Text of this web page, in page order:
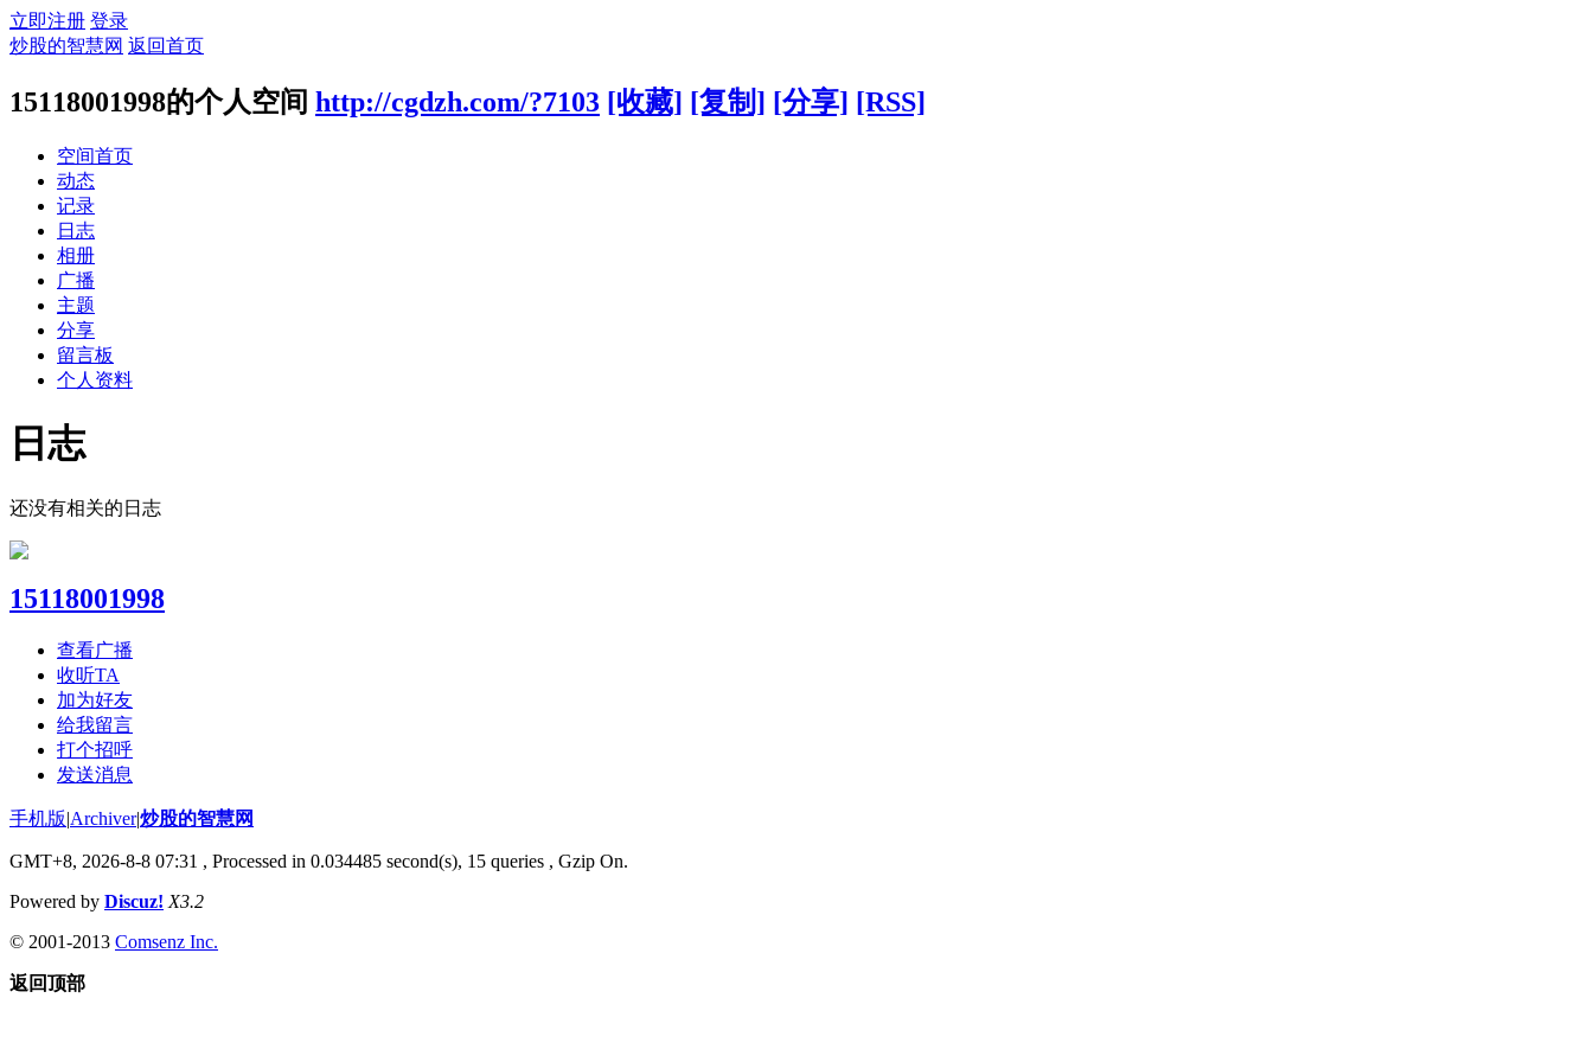
立即注册 登录
炒股的智慧网 返回首页
15118001998的个人空间 http://cgdzh.com/?7103 [收藏] [复制] [分享] [RSS]
空间首页
动态
记录
日志
相册
广播
主题
分享
留言板
个人资料
日志
还没有相关的日志
15118001998
查看广播
收听TA
加为好友
给我留言
打个招呼
发送消息
手机版|Archiver|炒股的智慧网
GMT+8, 2026-8-8 07:31 , Processed in 0.034485 second(s), 15 queries , Gzip On.
Powered by Discuz! X3.2
© 2001-2013 Comsenz Inc.
返回顶部